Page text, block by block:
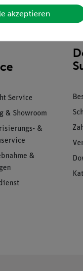
Service
& Showroom
&
&
akzeptieren